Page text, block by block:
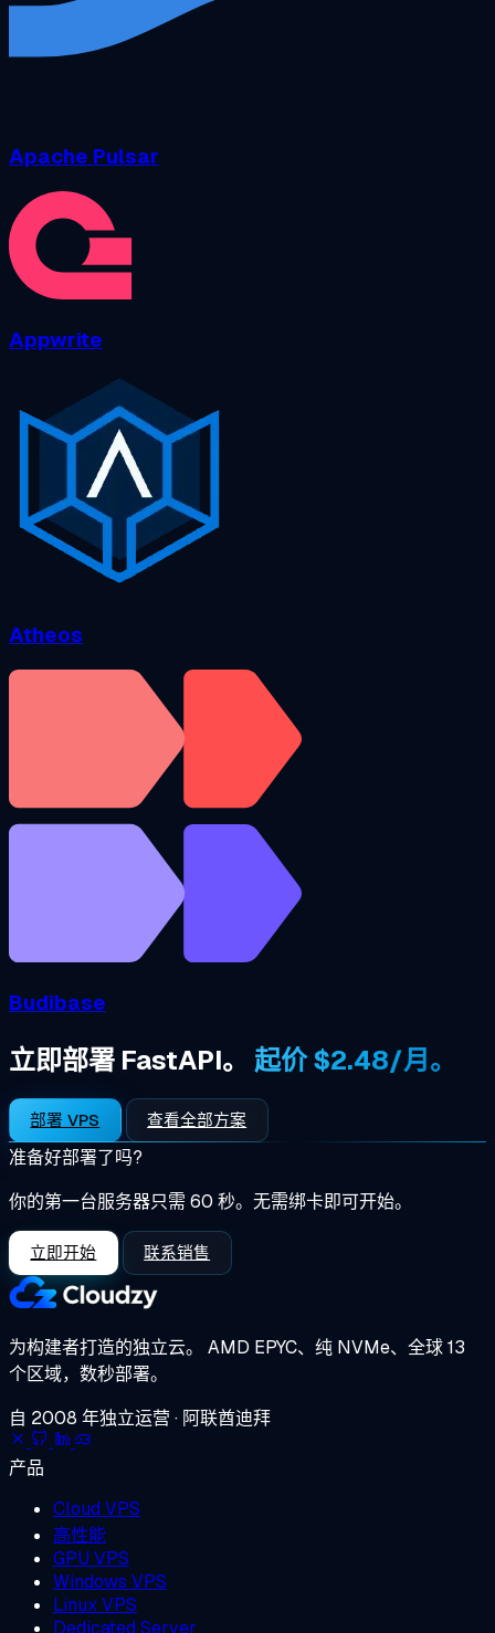
Apache Pulsar
Appwrite
Atheos
Budibase
立即部署 FastAPI。 起价 $2.48/月。
部署 VPS 查看全部方案
准备好部署了吗?
你的第一台服务器只需 60 秒。无需绑卡即可开始。
立即开始 联系销售
为构建者打造的独立云。 AMD EPYC、纯 NVMe、全球 13
个区域，数秒部署。
自 2008 年独立运营 · 阿联酋迪拜
产品
Cloud VPS
高性能
GPU VPS
Windows VPS
Linux VPS